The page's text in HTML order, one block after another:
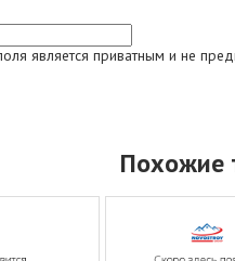
является приватным и не
Похожие